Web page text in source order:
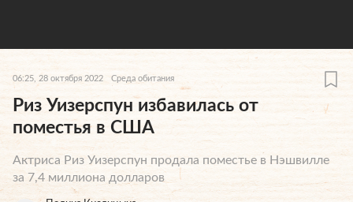
06:25, 28 октября 2022 Среда обитания
Риз Уизерспун избавилась от
поместья в США
Актриса Риз Уизерспун продала поместье в Нэшвилле
за 7,4 миллиона долларов